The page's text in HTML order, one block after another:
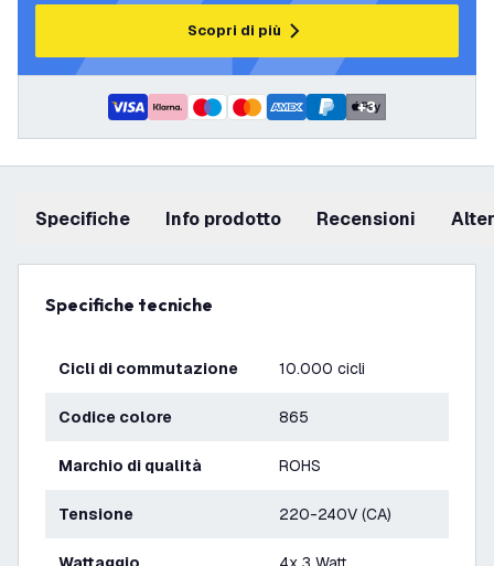
Scopri di più
+3
Specifiche info prodotto recensioni
Specifiche tecniche
Cicli di commutazione 10.000 cicli
Codice colore 865
Marchio di qualità ROHS
Tensione 220-240V (CA)